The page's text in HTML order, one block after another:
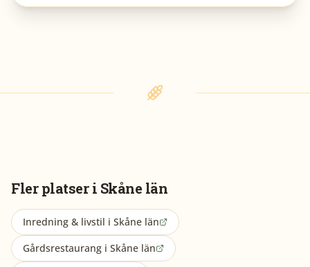
Fler platser i Skåne län
Inredning & livstil i Skåne län
Gårdsrestaurang i Skåne län